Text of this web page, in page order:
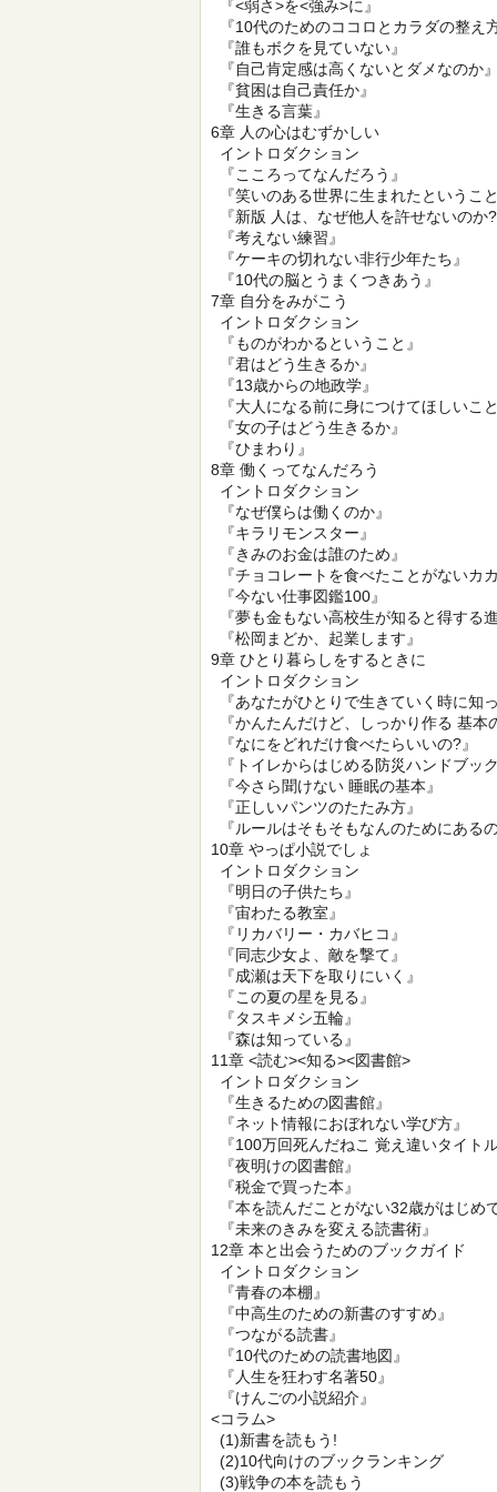
『<弱さ>を<強み>に』
『10代のためのココロとカラダの整え方
『誰もボクを見ていない』
『自己肯定感は高くないとダメなのか』
『貧困は自己責任か』
『生きる言葉』
6章 人の心はむずかしい
イントロダクション
『こころってなんだろう』
『笑いのある世界に生まれたということ
『新版 人は、なぜ他人を許せないのか?
『考えない練習』
『ケーキの切れない非行少年たち』
『10代の脳とうまくつきあう』
7章 自分をみがこう
イントロダクション
『ものがわかるということ』
『君はどう生きるか』
『13歳からの地政学』
『大人になる前に身につけてほしいこと
『女の子はどう生きるか』
『ひまわり』
8章 働くってなんだろう
イントロダクション
『なぜ僕らは働くのか』
『キラリモンスター』
『きみのお金は誰のため』
『チョコレートを食べたことがないカ
『今ない仕事図鑑100』
『夢も金もない高校生が知ると得する進
『松岡まどか、起業します』
9章 ひとり暮らしをするときに
イントロダクション
『あなたがひとりで生きていく時に知
『かんたんだけど、しっかり作る 基本
『なにをどれだけ食べたらいいの?』
『トイレからはじめる防災ハンドブック
『今さら聞けない 睡眠の基本』
『正しいパンツのたたみ方』
『ルールはそもそもなんのためにあるの
10章 やっぱ小説でしょ
イントロダクション
『明日の子供たち』
『宙わたる教室』
『リカバリー・カバヒコ』
『同志少女よ、敵を撃て』
『成瀬は天下を取りにいく』
『この夏の星を見る』
『タスキメシ五輪』
『森は知っている』
11章 <読む><知る><図書館>
イントロダクション
『生きるための図書館』
『ネット情報におぼれない学び方』
『100万回死んだねこ 覚え違いタイトル
『夜明けの図書館』
『税金で買った本』
『本を読んだことがない32歳がはじめ
『未来のきみを変える読書術』
12章 本と出会うためのブックガイド
イントロダクション
『青春の本棚』
『中高生のための新書のすすめ』
『つながる読書』
『10代のための読書地図』
『人生を狂わす名著50』
『けんごの小説紹介』
<コラム>
(1)新書を読もう!
(2)10代向けのブックランキング
(3)戦争の本を読もう